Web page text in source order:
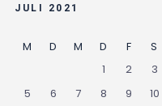
JULI 2021
M D M D F S
1
2 3
5
6 7 8 9 10